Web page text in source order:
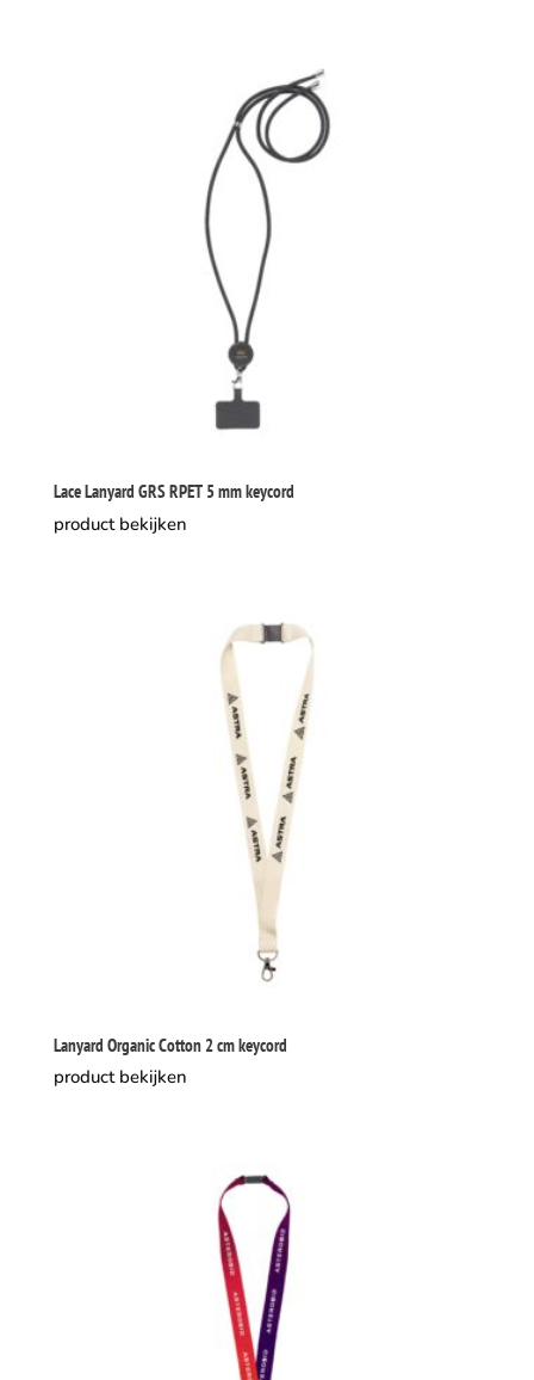
Lace Lanyard GRS RPET 5 mm keycord
product bekijken
Lanyard Organic Cotton 2 cm keycord
product bekijken